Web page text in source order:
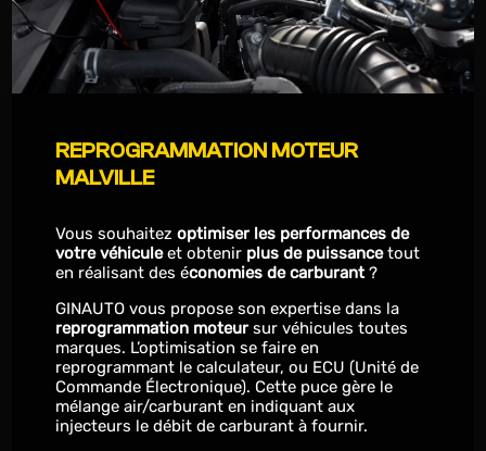
REPROGRAMMATION MOTEUR
MALVILLE
Vous souhaitezoptimiser les performances de
votre véhiculeet obtenir plus de puissancetout
en réalisant des économies de carburant ?
GINAUTO vous propose son expertise dans la
reprogrammation moteursur véhicules toutes
marques. L’optimisation se faire en
reprogrammant le calculateur, ou ECU (Unité de
Commande Électronique). Cette puce gère le
mélange air/carburant en indiquant aux
injecteurs le débit de carburant à fournir.